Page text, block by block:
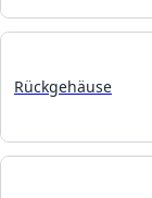
Rückgehäuse